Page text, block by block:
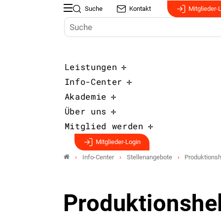
Suche Kontakt Mitglieder-
Leistungen
Info-Center
Akademie
Über uns
Mitglied werden
Mitglieder-Login
Info-Center Stellenangebote